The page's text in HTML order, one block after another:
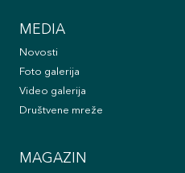
MEDIA
Novosti
Foto galerija
Video galerija
Društvene mreže
MAGAZIN